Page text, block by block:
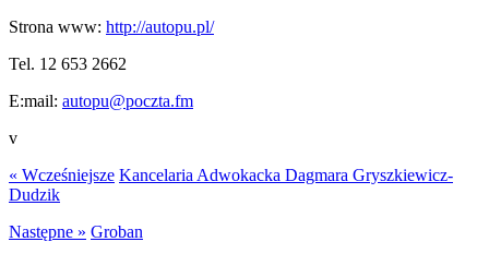
Strona www: http://autopu.pl/
Tel. 12 653 2662
E:mail: autopu@poczta.fm
v
« Wcześniejsze Kancelaria Adwokacka Dagmara Gryszkiewicz-
Dudzik
Następne » Groban